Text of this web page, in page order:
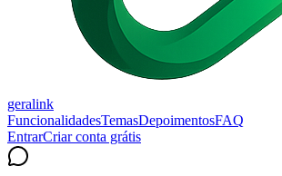
geralink
FuncionalidadesTemasDepoimentosFAQ
EntrarCriar conta grátis